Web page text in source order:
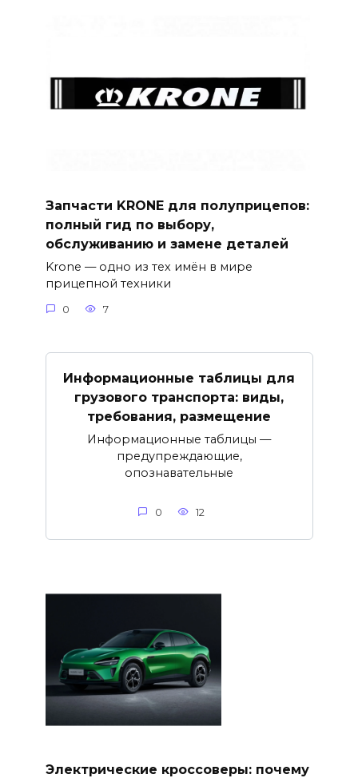
Запчасти KRONE для полуприцепов:
полный гид по выбору,
обслуживанию и замене деталей
Krone — одно из тех имён в мире
прицепной техники
0 7
Информационные таблицы для
грузового транспорта: виды,
требования, размещение
Информационные таблицы —
предупреждающие,
опознавательные
0 12
Электрические кроссоверы: почему